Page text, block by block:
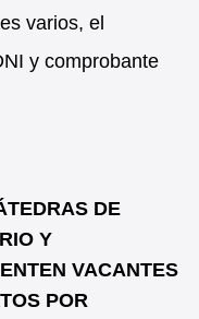
varios, el
y comprobante
DE
Y
VACANTES
POR